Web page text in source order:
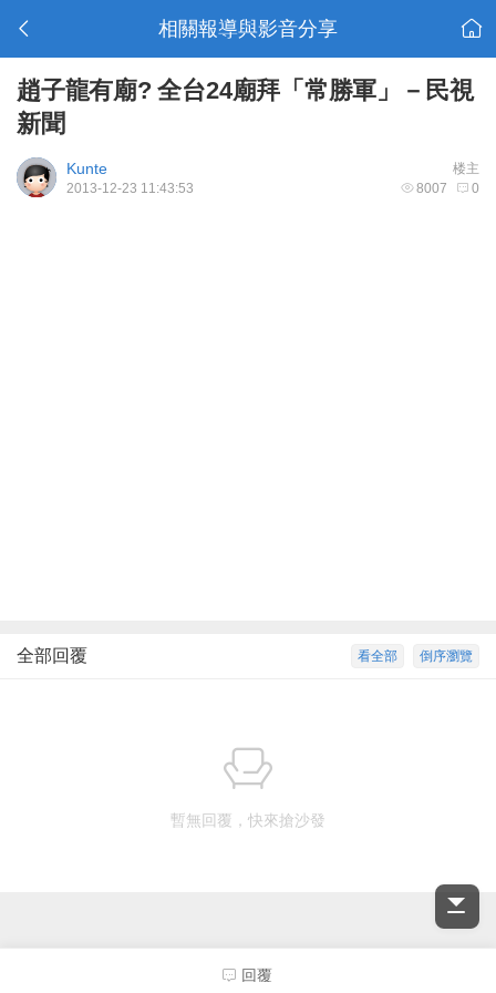
相關報導與影音分享
趙子龍有廟? 全台24廟拜「常勝軍」－民視
新聞
楼主
Kunte
8007 0
2013-12-23 11:43:53
倒序瀏覽
看全部
全部回覆
暫無回覆，快來搶沙發
回覆